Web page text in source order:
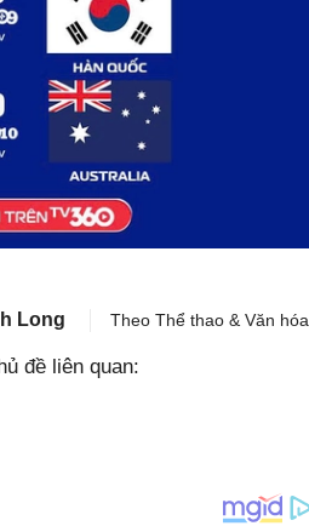
Long Theo Thể thao & Văn hóa
đề liên quan: